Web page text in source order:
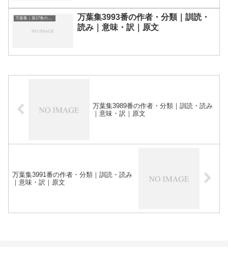
万葉集｜第17巻の和歌一覧
万葉集3993番の作者・分類｜訓読・
読み｜意味・訳｜原文
万葉集3989番の作者・分類｜訓読・読み
｜意味・訳｜原文
万葉集3991番の作者・分類｜訓読・読み
｜意味・訳｜原文